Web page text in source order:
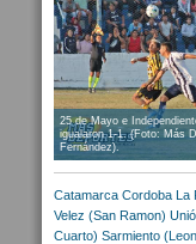
25 de Mayo e
igualaron 1-1. (Foto: Más
Fernández).
Catamarca Cordoba La
Velez (San Ramon)
Cuarto) Sarmiento